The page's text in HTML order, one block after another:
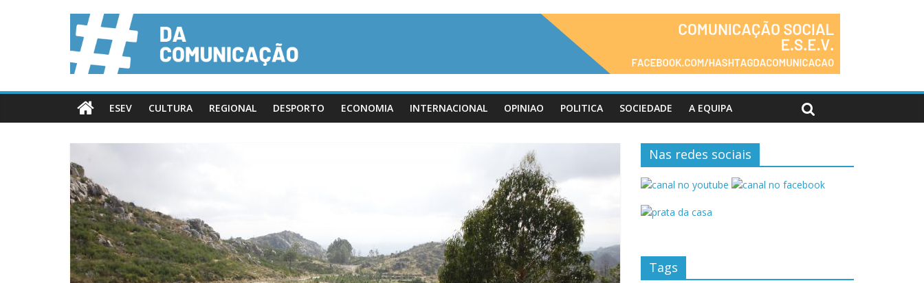
ESEV CULTURA REGIONAL DESPORTO ECONOMIA INTERNACIONAL OPINIAO POLITICA SOCIEDADE A EQUIPA
Nas redes sociais
Tags